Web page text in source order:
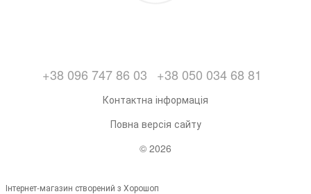
+38 096 747 86 03 +38 050 034 68 81
Контактна інформація
Повна версія сайту
© 2026
Інтернет-магазин створений з Хорошоп